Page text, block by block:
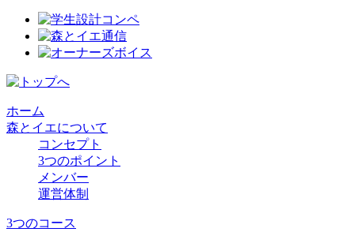
ホーム
森とイエについて
コンセプト
3つのポイント
メンバー
運営体制
3つのコース